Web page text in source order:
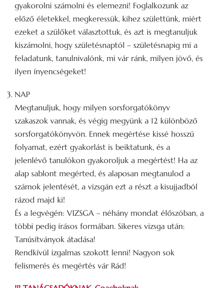
gyakorolni számolni és elemezni! Foglalkozunk az
előző életekkel, megkeressük, kihez születtünk, miért
ezeket a szülőket választottuk, és azt is megtanuljuk
kiszámolni, hogy születésnaptól – születésnapig mi a
feladatunk, tanulnivalónk, mi vár ránk, milyen jövő, és
ilyen ínyencségeket!
NAP
Megtanuljuk, hogy milyen sorsforgatókönyv
szakaszok vannak, és végig megyünk a 12 különböző
sorsforgatókönyvön. Ennek megértése kissé hosszú
folyamat, ezért gyakorlást is beiktatunk, és a
jelenlévő tanulókon gyakoroljuk a megértést! Ha az
alap sablont megérted, és alaposan megtanulod a
számok jelentését, a vizsgán ezt a részt a kisujjadból
rázod majd ki!
És a legvégén: VIZSGA – néhány mondat élőszóban, a
többi pedig írásos formában. Sikeres vizsga után:
Tanúsítványok átadása!
Rendkívül izgalmas szokott lenni! Nagyon sok
felismerés és megértés vár Rád!